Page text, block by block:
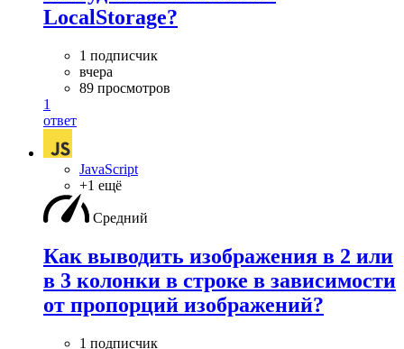
LocalStorage?
1 подписчик
вчера
89 просмотров
1
ответ
JavaScript
+1 ещё
Средний
Как выводить изображения в 2 или
в 3 колонки в строке в зависимости
от пропорций изображений?
1 подписчик